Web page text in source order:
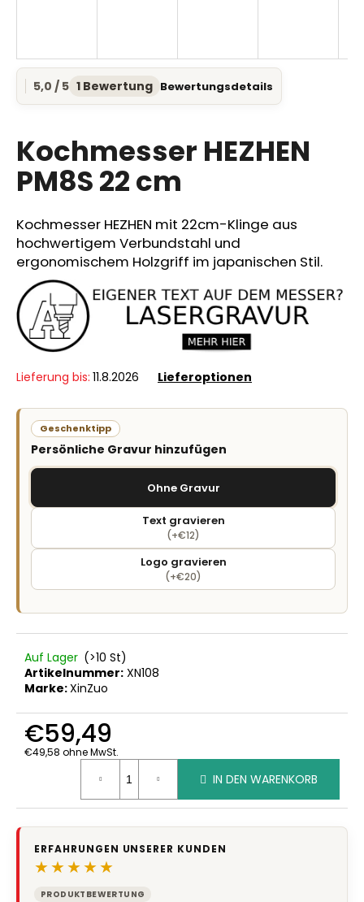
Die
durchschnittliche
ist
5,0
von
5
5,0 / 5 1 Bewertung Bewertungsdetails
Kochmesser HEZHEN
PM8S 22 cm
Kochmesser HEZHEN mit 22cm-Klinge aus
hochwertigem Verbundstahl und
ergonomischem Holzgriff im japanischen Stil.
Lieferung bis: 11.8.2026 Lieferoptionen
Geschenktipp
Persönliche Gravur hinzufügen
Ohne Gravur
Text gravieren
(+€12)
Logo gravieren
(+€20)
Auf Lager (>10 St)
Artikelnummer: XN108
Marke:XinZuo
€59,49
€49,58 ohne MwSt.
IN DEN WARENKORB
ERFAHRUNGEN UNSERER KUNDEN
★★★★★
PRODUKTBEWERTUNG
SUCHEN
r
e
p
f
e
l
e
n